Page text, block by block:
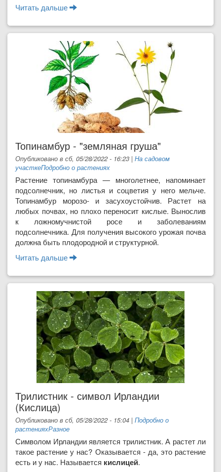
Читать дальше
Топинамбур - "земляная груша"
Опубликовано в сб, 05/28/2022 - 16:23 | На садовом
участкеПодробно о растениях
Растение топинамбура — многолетнее, напоминает
подсолнечник, но листья и соцветия у него мельче.
Топинамбур морозо- и засухоустойчив. Растет на
любых почвах, но плохо переносит кислые. Вынослив
к ложномучнистой росе и заболеваниям
подсолнечника. Для получения высокого урожая почва
должна быть плодородной и структурной.
Читать дальше
Трилистник - символ Ирландии
(Кислица)
Опубликовано в сб, 05/28/2022 - 15:04 | Подробно о
растенияхРазное
Символом Ирлан­дии является трилистник. А растет ли
такое растение у нас? Оказывается - да, это растение
есть и у нас. Называется кисли­цей.